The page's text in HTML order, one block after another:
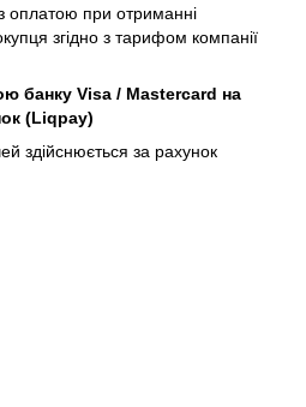
оплатою при отриманні
згідно з тарифом компанії
банку Visa / Mastercard на
(Liqpay)
здійснюється за рахунок